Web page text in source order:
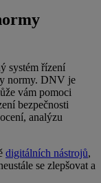
systém řízení
normy. DNV je
vám pomoci
bezpečnosti
analýzu
digitálních nástrojů,
se zlepšovat a